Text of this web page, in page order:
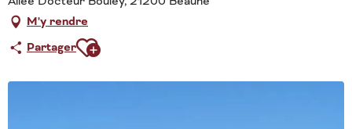
M'y rendre
PartagerAjouter aux favoris